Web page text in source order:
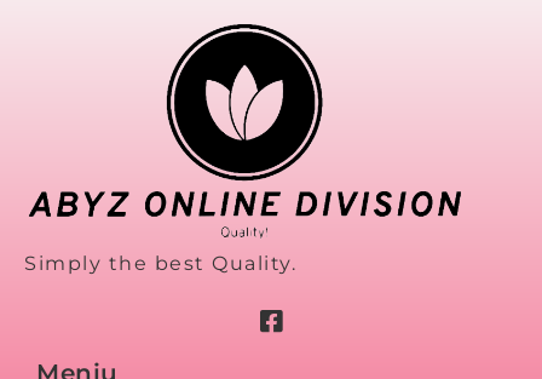
Simply the best Quality.
Meniu